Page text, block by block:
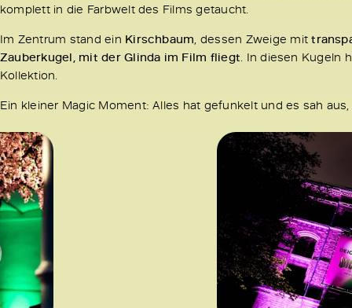
komplett in die Farbwelt des Films getaucht.
Im Zentrum stand ein Kirschbaum, dessen Zweige mit
Zauberkugel, mit der Glinda im Film fliegt. In diesen Kugeln
Kollektion.
Ein kleiner Magic Moment: Alles hat gefunkelt und es sah